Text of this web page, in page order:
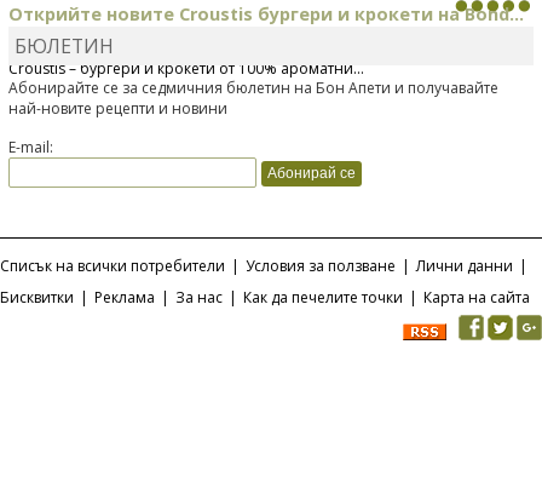
Открийте новите Croustis бургери и крокети на Bond...
Bonduelle току-що представи нова вълнуваща продуктова линия
Croustis – бургери и крокети от 100% ароматни...
БЮЛЕТИН
Абонирайте се за седмичния бюлетин на Бон Апети и получавайте
най-новите рецепти и новини
E-mail:
Списък на всички потребители | Условия за ползване | Лични данни |
Бисквитки | Реклама | За нас | Как да печелите точки | Карта на сайта